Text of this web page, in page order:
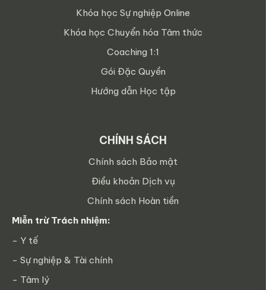
Khóa học Sự nghiệp Online
Khóa học Chuyển hóa Tâm thức
Coaching 1:1
Gói Đặc Quyền
Hướng dẫn Học tập
CHÍNH SÁCH
Chính sách Bảo mật
Điều khoản Dịch vụ
Chính sách Hoàn tiền
Miễn trừ Trách nhiệm:
- Y tế
- Sự nghiệp & Tài chính
- Tâm lý